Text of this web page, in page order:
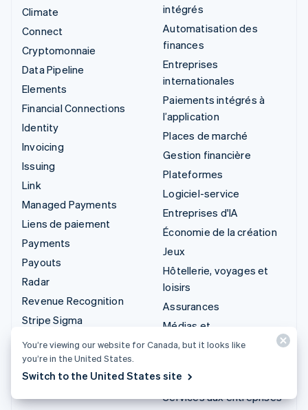
Climate
Connect
Cryptomonnaie
Data Pipeline
Elements
Financial Connections
Identity
Invoicing
Issuing
Link
Managed Payments
Liens de paiement
Payments
Payouts
Radar
Revenue Recognition
Stripe Sigma
Tax
Terminal
Treasury
intégrés
Automatisation des
finances
Entreprises
internationales
Paiements intégrés à
l’application
Places de marché
Gestion financière
Plateformes
Logiciel-service
Entreprises d'IA
Économie de la création
Jeux
Hôtellerie, voyages et
loisirs
Assurances
Médias et
divertissements
lucratif
Services aux entreprises
You’re viewing our website for Canada, but it looks like
you’re in the United States.
Switch to the United States site